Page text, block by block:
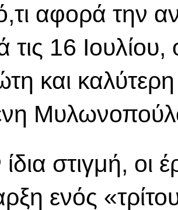
αφορά την
τις 16
και
στιγμή, οι
ενός